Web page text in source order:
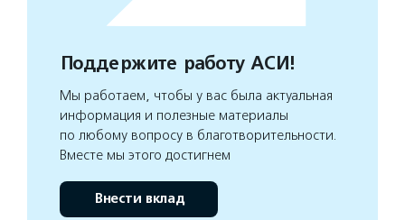
Поддержите работу АСИ!
Мы работаем, чтобы у вас была актуальная
информация и полезные материалы
по любому вопросу в благотворительности.
Вместе мы этого достигнем
Внести вклад